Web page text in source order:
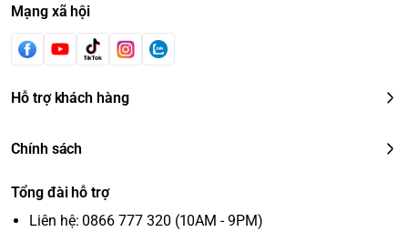
Mạng xã hội
Hỗ trợ khách hàng
Chính sách
Tổng đài hỗ trợ
Liên hệ: 0866 777 320 (10AM - 9PM)